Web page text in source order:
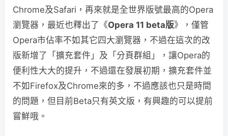
Chrome及Safari，再來就是全世界版號最高的Opera
瀏覽器，最近也釋出了《Opera 11 beta版》，僅管
Opera市佔率不如其它四大瀏覽器，不過在這次的改
版新增了「擴充套件」及「分頁群組」，讓Opera的
便利性大大的提升，不過還在發展初期，擴充套件並
不如Firefox及Chrome來的多，不過應該也只是時間
的問題，但目前Beta只有英文版，有興趣的可以提前
嘗鮮哦。